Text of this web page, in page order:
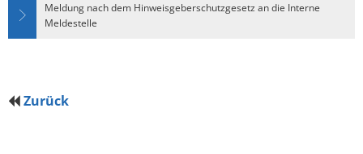
Meldung nach dem Hinweisgeberschutzgesetz an die Interne
Meldestelle
Zurück